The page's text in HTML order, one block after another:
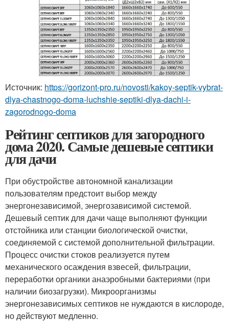
Источник: https://gorizont-pro.ru/novosti/kakoy-septik-vybrat-
dlya-chastnogo-doma-luchshie-septiki-dlya-dachi-i-
zagorodnogo-doma
Рейтинг септиков для загородного
дома 2020. Самые дешевые септики
для дачи
При обустройстве автономной канализации
пользователям предстоит выбор между
энергонезависимой, энергозависимой системой.
Дешевый септик для дачи чаще выполняют функции
отстойника или станции биологической очистки,
соединяемой с системой дополнительной фильтрации.
Процесс очистки стоков реализуется путем
механического осаждения взвесей, фильтрации,
переработки органики анаэробными бактериями (при
наличии биозагрузки). Микроорганизмы
энергонезависимых септиков не нуждаются в кислороде,
но действуют медленно.